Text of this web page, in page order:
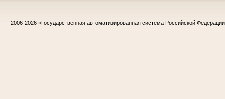
2006-2026 «Государственная автоматизированная система Российской